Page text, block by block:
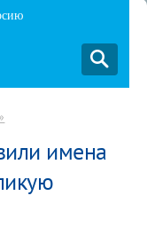
имена